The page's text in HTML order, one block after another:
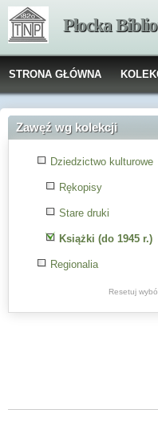
Płocka
STRONA GŁÓWNA
Zawęź wg kolekcji
Dziedzictwo kulturowe
Rękopisy
Stare druki
Książki (do 1945 r.)
Regionalia
Resetuj